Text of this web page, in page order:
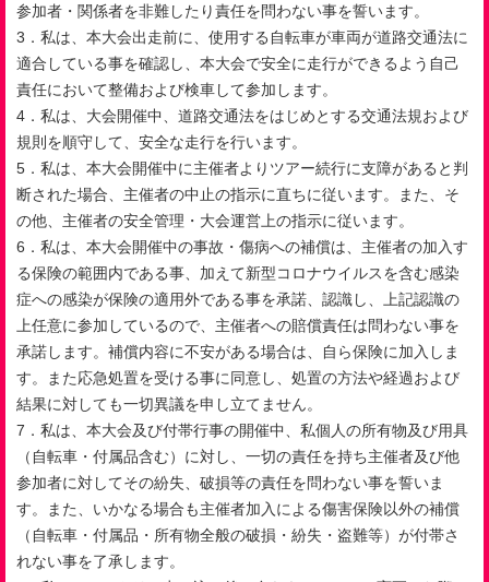
参加者・関係者を非難したり責任を問わない事を誓います。
3．私は、本大会出走前に、使用する自転車が車両が道路交通法に
適合している事を確認し、本大会で安全に走行ができるよう自己
責任において整備および検車して参加します。
4．私は、大会開催中、道路交通法をはじめとする交通法規および
規則を順守して、安全な走行を行います。
5．私は、本大会開催中に主催者よりツアー続行に支障があると判
断された場合、主催者の中止の指示に直ちに従います。また、そ
の他、主催者の安全管理・大会運営上の指示に従います。
6．私は、本大会開催中の事故・傷病への補償は、主催者の加入す
る保険の範囲内である事、加えて新型コロナウイルスを含む感染
症への感染が保険の適用外である事を承諾、認識し、上記認識の
上任意に参加しているので、主催者への賠償責任は問わない事を
承諾します。補償内容に不安がある場合は、自ら保険に加入しま
す。また応急処置を受ける事に同意し、処置の方法や経過および
結果に対しても一切異議を申し立てません。
7．私は、本大会及び付帯行事の開催中、私個人の所有物及び用具
（自転車・付属品含む）に対し、一切の責任を持ち主催者及び他
参加者に対してその紛失、破損等の責任を問わない事を誓いま
す。また、いかなる場合も主催者加入による傷害保険以外の補償
（自転車・付属品・所有物全般の破損・紛失・盗難等）が付帯さ
れない事を了承します。